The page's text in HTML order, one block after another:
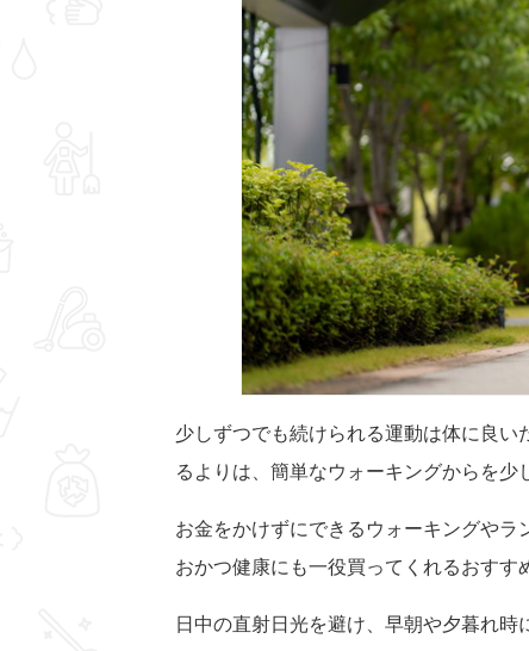
少しずつでも続けられる運動は体に良い
るよりは、簡単なウォーキングからを少
お金をかけずにできるウォーキングやラ
おかつ健康にも一役買ってくれるおすす
日中の直射日光を避け、早朝や夕暮れ